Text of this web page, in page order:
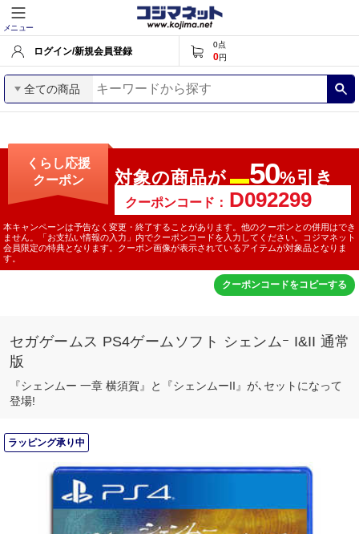
メニュー
ログイン/新規会員登録
0点
0円
全ての商品
くらし応援
クーポン
対象の商品が 50%引き
クーポンコード：
本キャンペーンは予告なく変更・終了することがあります。他のクーポンとの併用はでき
ません。「お支払い情報の入力」内でクーポンコードを入力してください。コジマネット
会員限定の特典となります。クーポン画像が表示されているアイテムが対象品となりま
す。
クーポンコードをコピーする
セガゲームス PS4ゲームソフト シェンムｰ I&II 通常
版
『シェンムー 一章 横須賀』と『シェンムーII』が､セットになって
登場!
ラッピング承り中